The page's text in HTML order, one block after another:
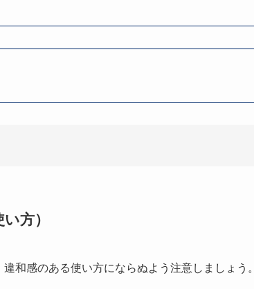
方）
和感のある使い方にならぬよう注意しましょう。